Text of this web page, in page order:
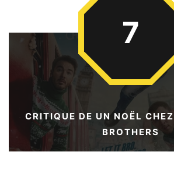
CRITIQUE DE UN NOËL
BROTHERS
7